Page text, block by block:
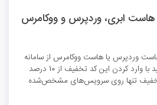
درصدی هاست ابری، وردپرس و ووکامرس
وردپرس یا هاست ووکامرس از سامانه
سون هاست را دارید، می‌توانید با وارد کردن این کد تخفیف از 10 درصد
تنها روی سرویس‌های مشخص‌شده